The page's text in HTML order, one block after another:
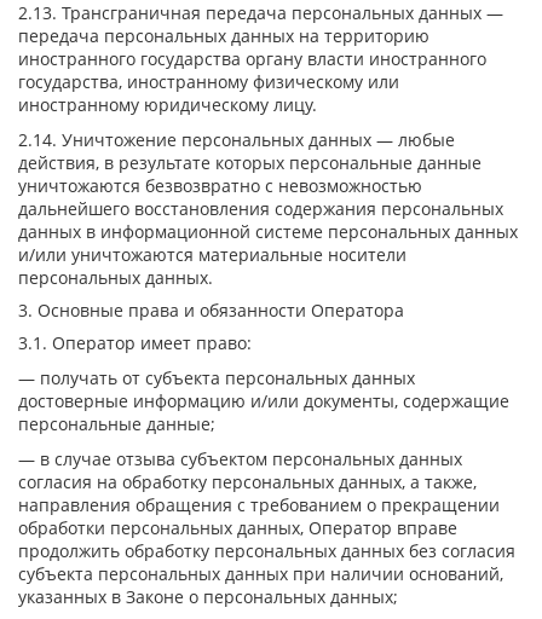
2.13. Трансграничная передача персональных данных —
передача персональных данных на территорию
иностранного государства органу власти иностранного
государства, иностранному физическому или
иностранному юридическому лицу.
2.14. Уничтожение персональных данных — любые
действия, в результате которых персональные данные
уничтожаются безвозвратно с невозможностью
дальнейшего восстановления содержания персональных
данных в информационной системе персональных данных
и/или уничтожаются материальные носители
персональных данных.
3. Основные права и обязанности Оператора
3.1. Оператор имеет право:
— получать от субъекта персональных данных
достоверные информацию и/или документы, содержащие
персональные данные;
— в случае отзыва субъектом персональных данных
согласия на обработку персональных данных, а также,
направления обращения с требованием о прекращении
обработки персональных данных, Оператор вправе
продолжить обработку персональных данных без согласия
субъекта персональных данных при наличии оснований,
указанных в Законе о персональных данных;